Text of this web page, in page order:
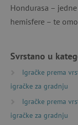
Hondurasa –
hemisfere – te
Svrstano u
Igračke prema
igračke za gradnju
Igračke prema
igračke za gradnju